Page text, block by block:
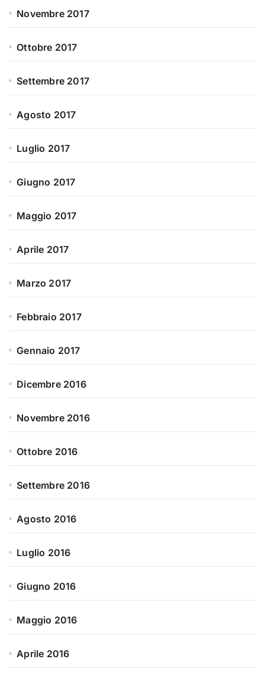
Novembre 2017
Ottobre 2017
Settembre 2017
Agosto 2017
Luglio 2017
Giugno 2017
Maggio 2017
Aprile 2017
Marzo 2017
Febbraio 2017
Gennaio 2017
Dicembre 2016
Novembre 2016
Ottobre 2016
Settembre 2016
Agosto 2016
Luglio 2016
Giugno 2016
Maggio 2016
Aprile 2016